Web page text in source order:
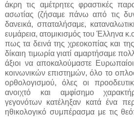
άκρη τις αμέτρητες φραστικές
ασωτίας (ζήσαμε πάνω από τις
δανεικά, σπαταλήσαμε,
ευμάρεια, ατομικισμός του Έλληνα
πως τα δεινά της χρεοκοπίας και
δίκαιη τιμωρία γιατί αμαρτήσαμε
άξιοι να αποκαλούμαστε
κοινωνικών επιστημών, όλο το
ορθολογισμού, όλες οι
ανοιχτό και αμφίσημο
γεγονότων κατέληξαν κατά ένα
ηθικολογικό συμπέρασμα με τις